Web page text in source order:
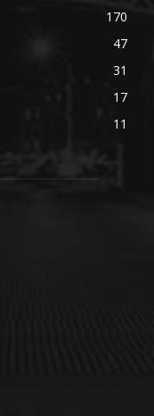
170
47
31
17
11